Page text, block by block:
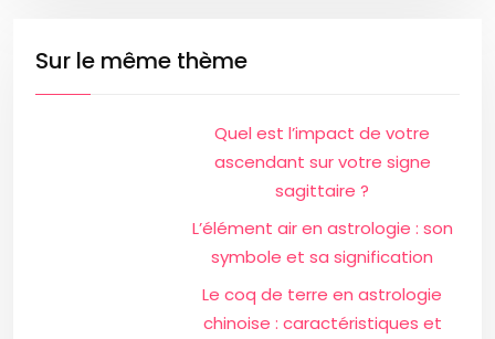
Sur le même thème
Quel est l’impact de votre
ascendant sur votre signe
sagittaire ?
L’élément air en astrologie : son
symbole et sa signification
Le coq de terre en astrologie
chinoise : caractéristiques et